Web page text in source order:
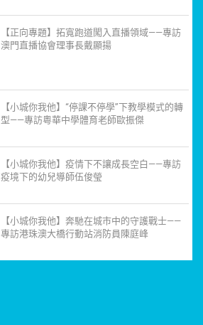
【正向專題】拓寬跑道闖入直播領域——專訪
澳門直播協會理事長戴顯揚
【小城你我他】“停課不停學”下教學模式的轉
型——專訪粵華中學體育老師歐振傑
【小城你我他】疫情下不讓成長空白——專訪
疫境下的幼兒導師伍俊瑩
【小城你我他】奔馳在城市中的守護戰士——
專訪港珠澳大橋行動站消防員陳庭峰